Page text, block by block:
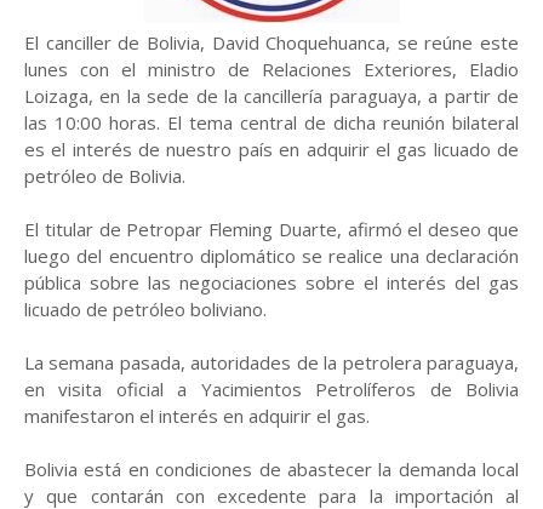
El canciller de Bolivia, David Choquehuanca, se reúne este
lunes con el ministro de Relaciones Exteriores, Eladio
Loizaga, en la sede de la cancillería paraguaya, a partir de
las 10:00 horas. El tema central de dicha reunión bilateral
es el interés de nuestro país en adquirir el gas licuado de
petróleo de Bolivia.
El titular de Petropar Fleming Duarte, afirmó el deseo que
luego del encuentro diplomático se realice una declaración
pública sobre las negociaciones sobre el interés del gas
licuado de petróleo boliviano.
La semana pasada, autoridades de la petrolera paraguaya,
en visita oficial a Yacimientos Petrolíferos de Bolivia
manifestaron el interés en adquirir el gas.
Bolivia está en condiciones de abastecer la demanda local
y que contarán con excedente para la importación al